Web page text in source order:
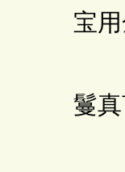
宝用金
鬘真言